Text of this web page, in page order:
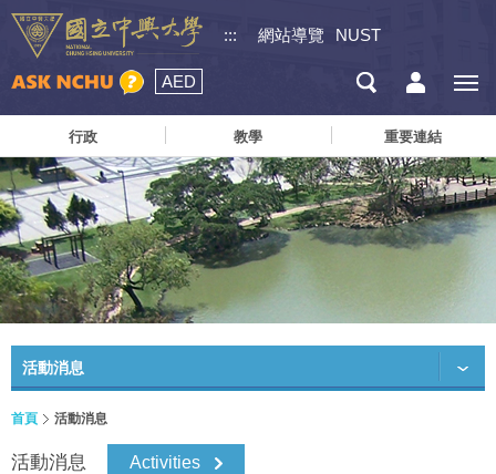
::: 網站導覽 NUST
AED
行政 教學 重要連結
活動消息
首頁 活動消息
活動消息 Activities